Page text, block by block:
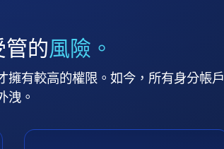
管的風險。
有較高的權限。如今，所有身分帳戶
洩。